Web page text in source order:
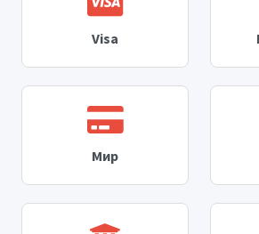
Visa
Мир